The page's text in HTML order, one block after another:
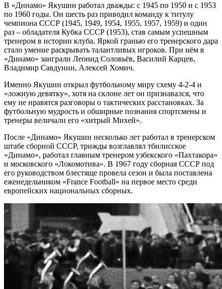
В «Динамо» Якушин работал дважды: с 1945 по 1950 и с 1953
по 1960 годы. Он шесть раз приводил команду к титулу
чемпиона СССР (1945, 1949, 1954, 1955, 1957, 1959) и один
раз – обладателя Кубка СССР (1953), став самым успешным
тренером в истории клуба. Яркой гранью его тренерского дара
стало умение раскрывать талантливых игроков. При нём в
«Динамо» заиграли Леонид Соловьёв, Василий Карцев,
Владимир Савдунин, Алексей Хомич.
Именно Якушин открыл футбольному миру схему 4-2-4 и
«ложную девятку», хотя на склоне лет он признавался, что
ему не нравятся разговоры о тактических расстановках. За
футбольную мудрость и обширные познания спортсмены и
тренеры величали его «хитрый Михей».
После «Динамо» Якушин несколько лет работал в тренерском
штабе сборной СССР, трижды возглавлял тбилисское
«Динамо», работал главным тренером узбекского «Пахтакора»
и московского «Локомотива». В 1967 году сборная СССР под
его руководством блестяще провела сезон и была поставлена
еженедельником «France Football» на первое место среди
европейских национальных сборных.